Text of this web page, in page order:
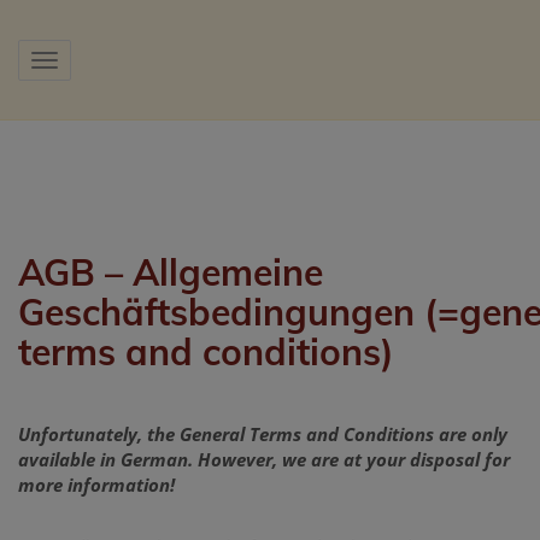
Show navigation
AGB – Allgemeine
Geschäftsbedingungen
terms and conditions)
Unfortunately, the General Terms and Conditions are only
available in German. However, we are at your disposal for
more information!